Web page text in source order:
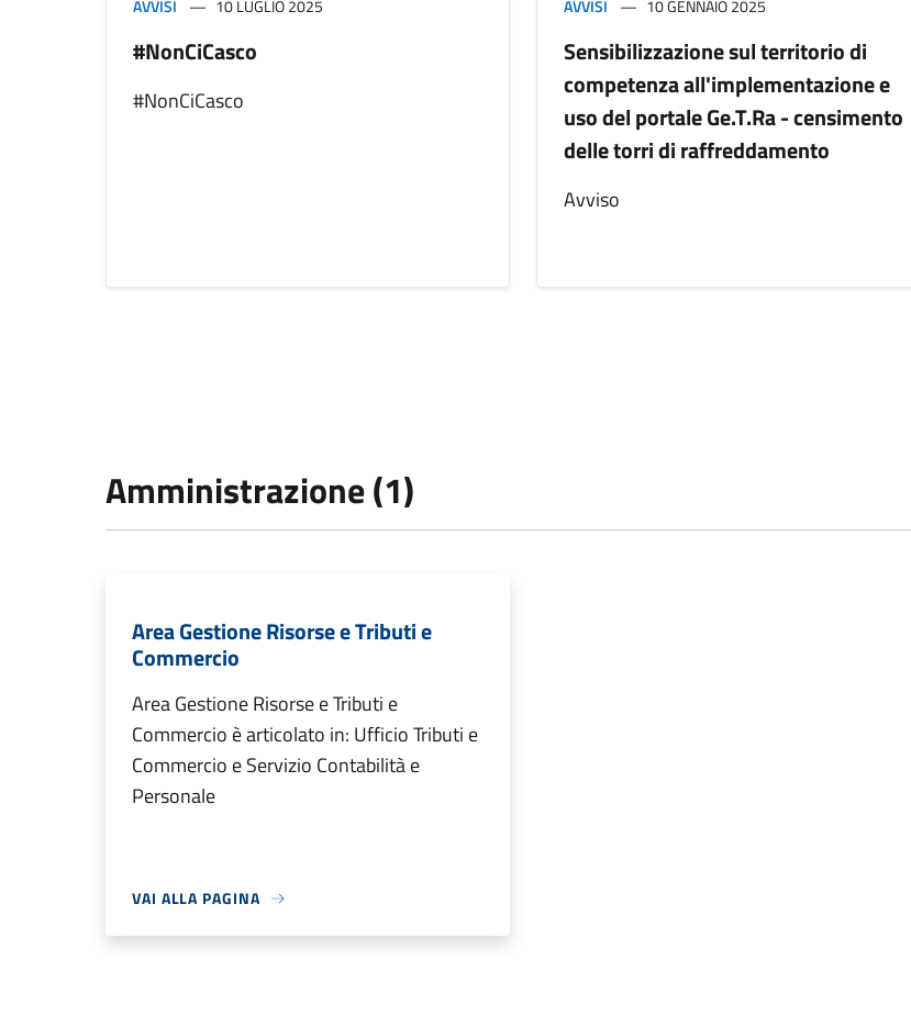
AVVISI 10 LUGLIO 2025
#NonCiCasco
#NonCiCasco
AVVISI 10 GENNAIO 2025
Sensibilizzazione sul territorio di
competenza all'implementazione e
uso del portale Ge.T.Ra - censimento
delle torri di raffreddamento
Avviso
Amministrazione (1)
Area Gestione Risorse e Tributi e
Commercio
Area Gestione Risorse e Tributi e
Commercio è articolato in: Ufficio Tributi e
Commercio e Servizio Contabilità e
Personale
VAI ALLA PAGINA